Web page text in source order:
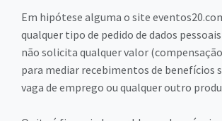
Em hipótese alguma o site
qualquer tipo de pedido de dados
não solicita qualquer valor
para mediar recebimentos de benefícios
vaga de emprego ou qualquer outro